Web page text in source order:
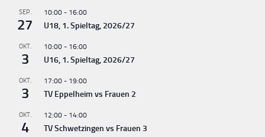
SEP.
27
10:00 - 16:00
U18, 1. Spieltag, 2026/27
OKT.
3
10:00 - 16:00
U16, 1. Spieltag, 2026/27
OKT.
3
17:00 - 19:00
TV Eppelheim vs Frauen 2
OKT.
4
12:00 - 14:00
TV Schwetzingen vs Frauen 3